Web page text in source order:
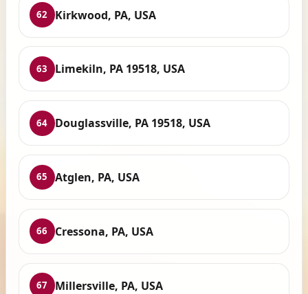
62 Kirkwood, PA, USA
63 Limekiln, PA 19518, USA
64 Douglassville, PA 19518, USA
65 Atglen, PA, USA
66 Cressona, PA, USA
67 Millersville, PA, USA